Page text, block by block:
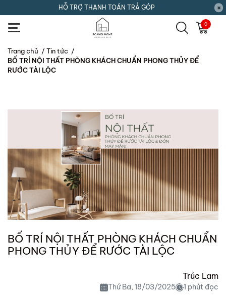
HỖ TRỢ THANH TOÁN TRẢ GÓP
0
Trang chủ / Tin tức /
BỐ TRÍ NỘI THẤT PHÒNG KHÁCH CHUẨN PHONG THỦY ĐỂ
RƯỚC TÀI LỘC
BỐ TRÍ NỘI THẤT PHÒNG KHÁCH CHUẨN
PHONG THỦY ĐỂ RƯỚC TÀI LỘC
Trúc Lam
Thứ Ba, 18/03/2025 1 phút đọc